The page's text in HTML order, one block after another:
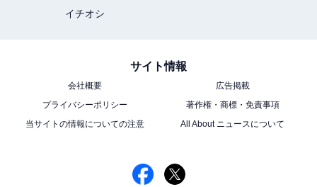
イチオシ
サイト情報
会社概要
広告掲載
プライバシーポリシー
著作権・商標・免責事項
当サイトの情報についての注意
All About ニュースについて